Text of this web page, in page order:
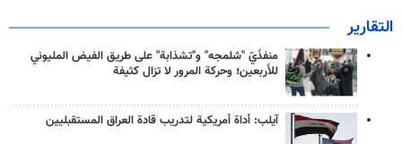
التقارير
منفذَيّ "شلمجه" و"تشذابة" على طريق الفيض المليوني
للأربعين؛ وحركة المرور لا تزال كثيفة
آيلب: أداة أمريكية لتدريب قادة العراق المستقبليين